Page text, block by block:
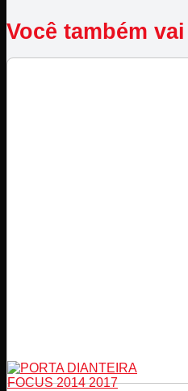
Você também